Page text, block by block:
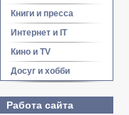
Книги и пресса
Интернет и IT
Кино и TV
Досуг и хобби
Работа сайта